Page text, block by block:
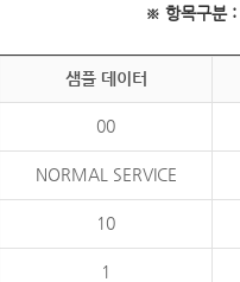
※ 항목구분 :
샘플 데이터
00
NORMAL SERVICE
10
1